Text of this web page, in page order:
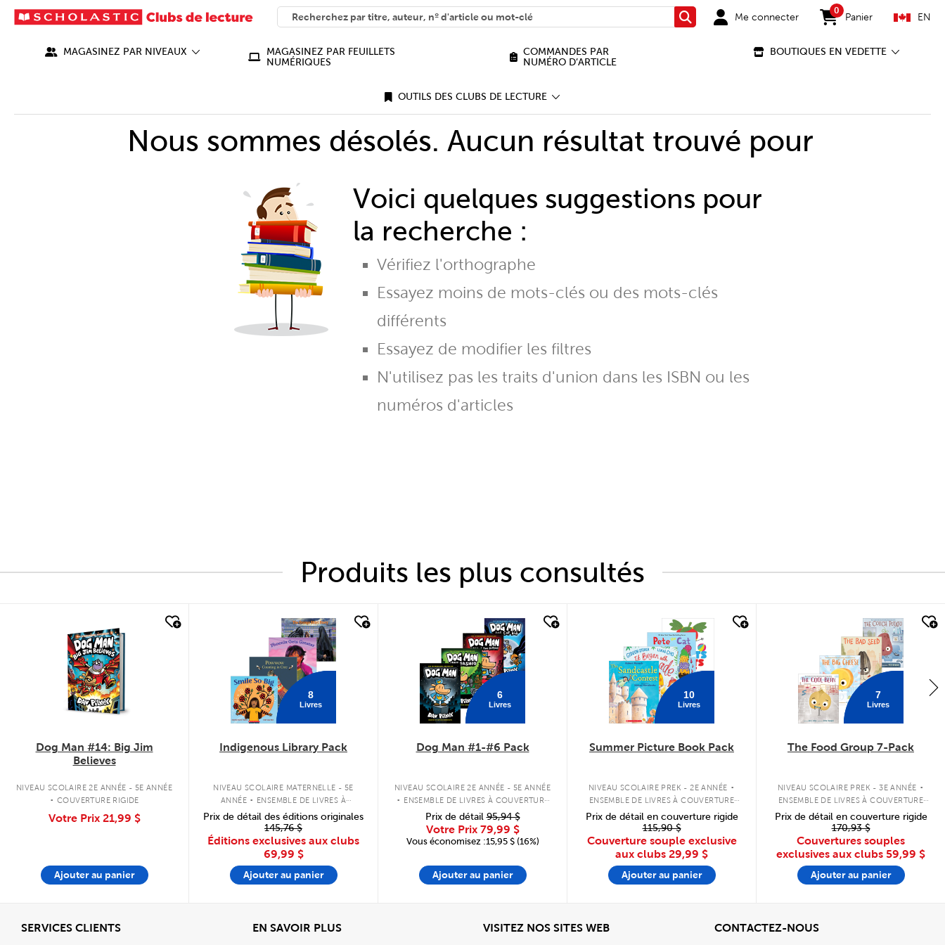
SEARCH
What can we help you find?
RechercherMe connecter
0
items in cart
Panier EN
MAGASINEZ PAR NIVEAUX
MAGASINEZ PAR FEUILLETS
NUMÉRIQUES
COMMANDES PAR
NUMÉRO D’ARTICLE
BOUTIQUES EN VEDETTE
OUTILS DES CLUBS DE LECTURE
Nous sommes désolés. Aucun résultat trouvé pour
Voici quelques suggestions pour
la recherche :
Vérifiez l'orthographe
Essayez moins de mots-clés ou des mots-clés
différents
Essayez de modifier les filtres
N'utilisez pas les traits d'union dans les ISBN ou les
numéros d'articles
Produits les plus consultés
Dog Man #14: Big Jim
Believes
NIVEAU SCOLAIRE 2E ANNÉE - 5E ANNÉE
. COUVERTURE RIGIDE
Votre Prix 21,99 $
Ajouter au panier
8
Livres
Indigenous Library Pack
NIVEAU SCOLAIRE MATERNELLE - 5E
ANNÉE . ENSEMBLE DE LIVRES À
COUVERTURE SOUPLE
Prix de détail des éditions originales
145,76 $
Éditions exclusives aux clubs
69,99 $
Ajouter au panier
6
Livres
Dog Man #1-#6 Pack
NIVEAU SCOLAIRE 2E ANNÉE - 5E ANNÉE
. ENSEMBLE DE LIVRES À COUVERTURE
RIGIDE
Prix de détail95,94 $
Votre Prix 79,99 $
Vous économisez :15,95 $ (16%)
Ajouter au panier
10
Livres
Summer Picture Book Pack
NIVEAU SCOLAIRE PREK - 2E ANNÉE .
ENSEMBLE DE LIVRES À COUVERTURE
Prix de détail en couverture rigide
115,90 $
Couverture souple exclusive
aux clubs 29,99 $
Ajouter au panier
7
Livres
The Food Group 7-Pack
NIVEAU SCOLAIRE PREK - 3E ANNÉE .
ENSEMBLE DE LIVRES À COUVERTURE
Prix de détail en couverture rigide
170,93 $
Couvertures souples
exclusives aux clubs 59,99 $
Ajouter au panier
SERVICES CLIENTSAfficher EN SAVOIR PLUSView VISITEZ NOS SITES WEBAfficher CONTACTEZ-NOUSView